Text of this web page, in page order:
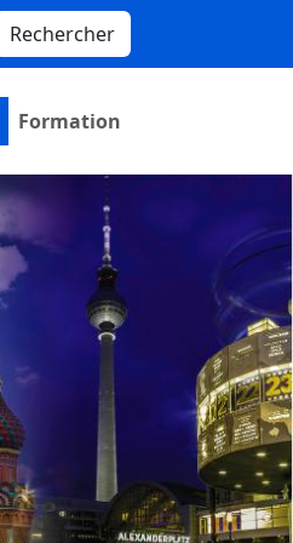
Formation